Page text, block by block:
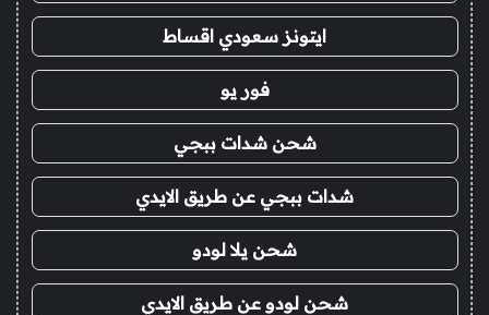
ايتونز سعودي اقساط
فور يو
شحن شدات ببجي
شدات ببجي عن طريق الايدي
شحن يلا لودو
شحن لودو عن طريق الايدي